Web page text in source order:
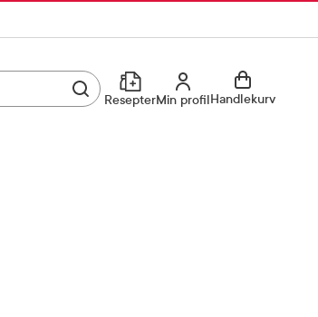
Utfør søkResepterMin profilMin profilHandlekurv